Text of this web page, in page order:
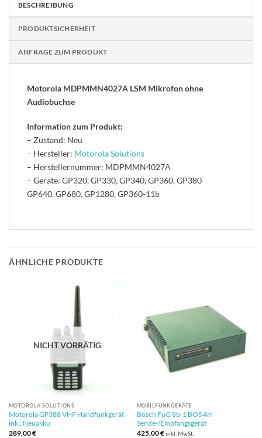
BESCHREIBUNG
PRODUKTSICHERHEIT
ANFRAGE ZUM PRODUKT
Motorola MDPMMN4027A LSM Mikrofon ohne
Audiobuchse
Information zum Produkt:
– Zustand: Neu
– Hersteller: Motorola Solutions
– Herstellernummer: MDPMMN4027A
– Geräte: GP320, GP330, GP340, GP360, GP380
GP640, GP680, GP1280, GP360-11b
ÄHNLICHE PRODUKTE
NICHT VORRÄTIG
MOTOROLA SOLUTIONS
Motorola GP388 VHF Handfunkgerät
inkl. Neuakku
289,00€
MOBILFUNKGERÄTE
Bosch FuG 8b-1 BOS 4m
Sende-/Empfangsgerät
425,00€inkl. MwSt.